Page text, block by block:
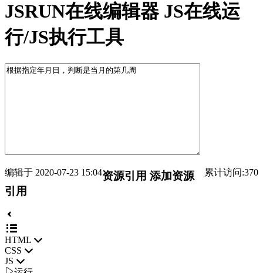
JSRUN在线编辑器 JS在线运
行/JS执行工具
编辑于 2020-07-23 15:04 累计访问:370
资源引用 添加资源
引用
HTML
CSS
JS